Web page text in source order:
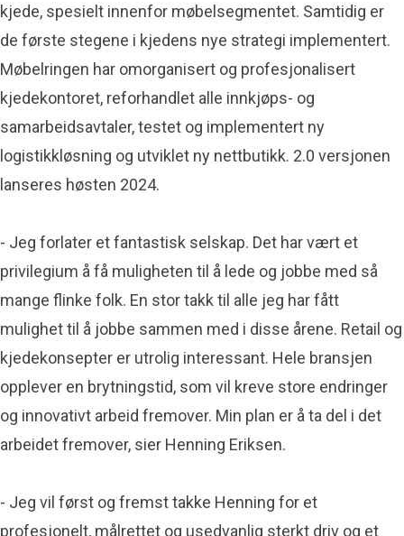
kjede, spesielt innenfor møbelsegmentet. Samtidig er
de første stegene i kjedens nye strategi implementert.
Møbelringen har omorganisert og profesjonalisert
kjedekontoret, reforhandlet alle innkjøps- og
samarbeidsavtaler, testet og implementert ny
logistikkløsning og utviklet ny nettbutikk. 2.0 versjonen
lanseres høsten 2024.
- Jeg forlater et fantastisk selskap. Det har vært et
privilegium å få muligheten til å lede og jobbe med så
mange flinke folk. En stor takk til alle jeg har fått
mulighet til å jobbe sammen med i disse årene. Retail og
kjedekonsepter er utrolig interessant. Hele bransjen
opplever en brytningstid, som vil kreve store endringer
og innovativt arbeid fremover. Min plan er å ta del i det
arbeidet fremover, sier Henning Eriksen.
- Jeg vil først og fremst takke Henning for et
profesjonelt, målrettet og usedvanlig sterkt driv og et